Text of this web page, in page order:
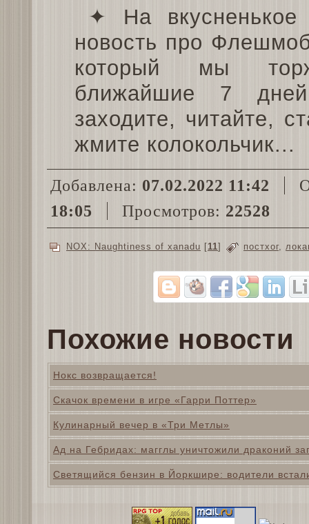
✦ На
новость про
который мы
ближайшие 7
заходите, читайте,
жмите колокольчик...
Добавлена: 07.02.2022 11:42
18:05
Просмотров: 22528
NOX: Naughtiness of xanadu [11] постхог,
Похожие новости
Нокс возвращается!
Скачок времени в игре «Гарри Поттер»
Кулинарный вечер в «Три Метлы»
Ад на Гебридах: магглы уничтожили драконий
Светящийся бензин в Йоркшире: водители